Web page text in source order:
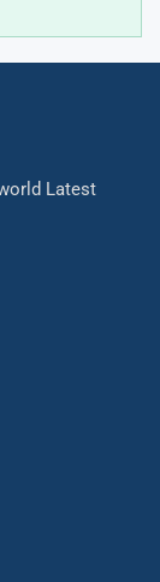
Latest